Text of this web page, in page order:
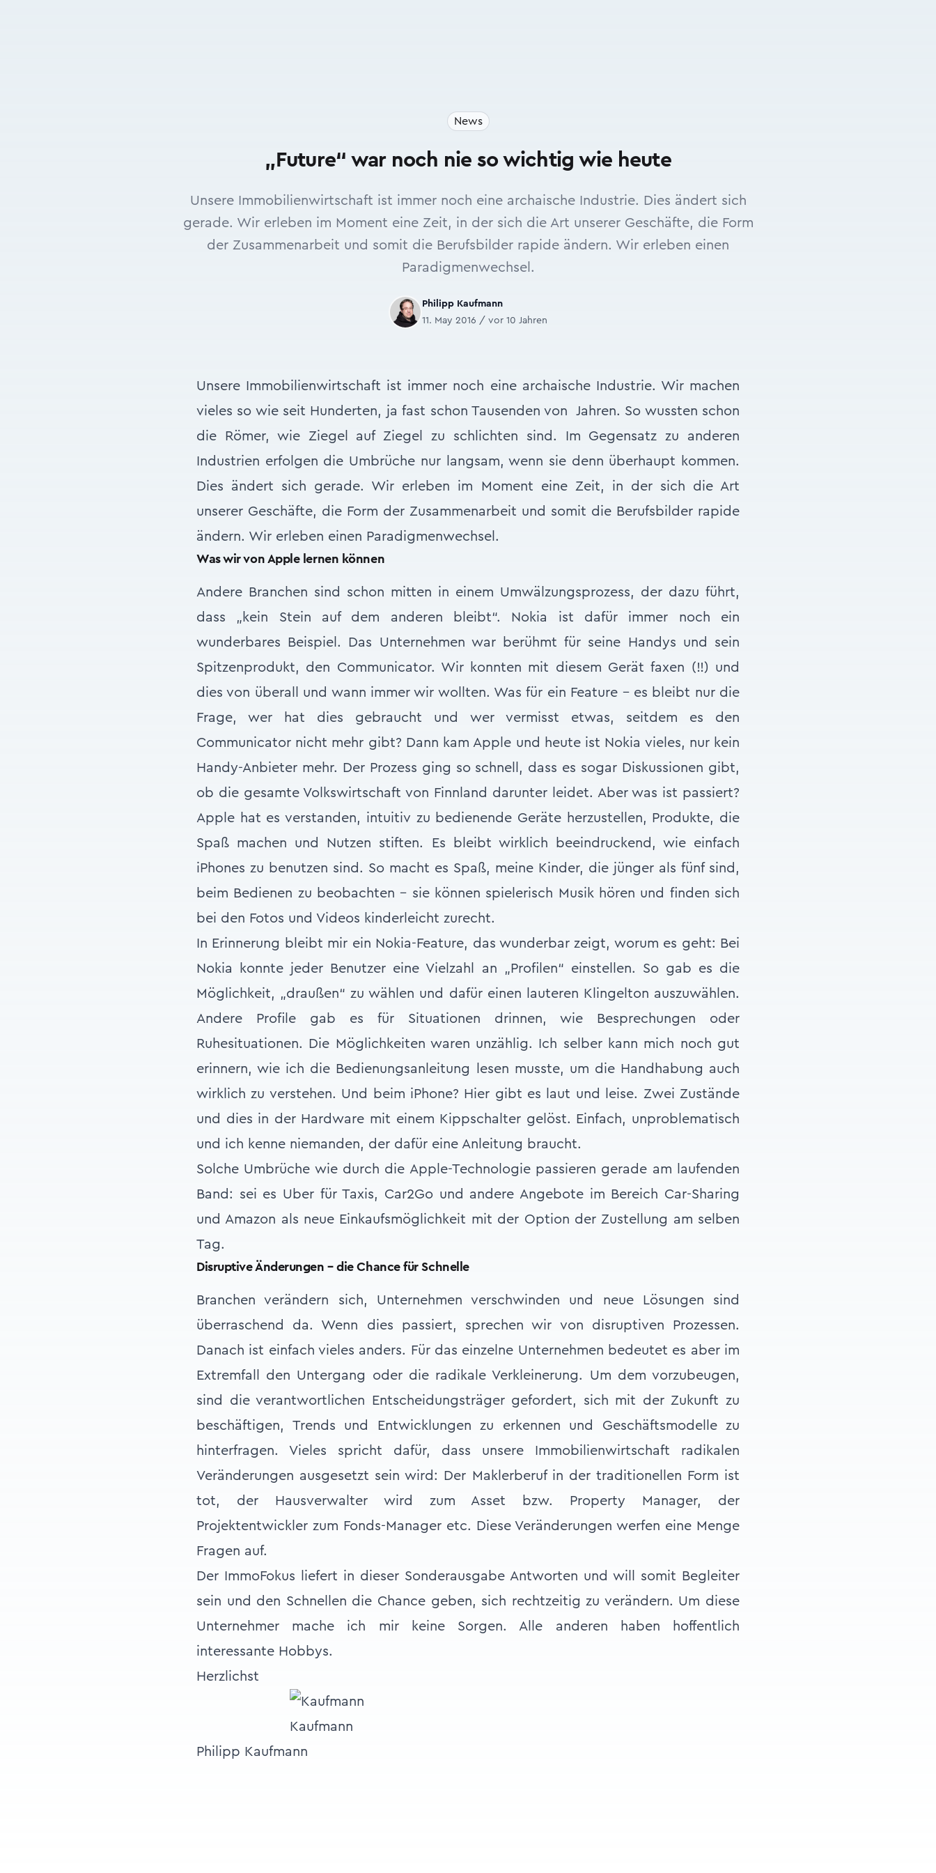
News
„Future“ war noch nie so wichtig wie heute
Unsere Immobilienwirtschaft ist immer noch eine archaische Industrie. Dies ändert sich
gerade. Wir erleben im Moment eine Zeit, in der sich die Art unserer Geschäfte, die Form
der Zusammenarbeit und somit die Berufsbilder rapide ändern. Wir erleben einen
Paradigmenwechsel.
Philipp Kaufmann
11. May 2016 / vor 10 Jahren
Unsere Immobilienwirtschaft ist immer noch eine archaische Industrie. Wir machen
vieles so wie seit Hunderten, ja fast schon Tausenden von Jahren. So wussten schon
die Römer, wie Ziegel auf Ziegel zu schlichten sind. Im Gegensatz zu anderen
Industrien erfolgen die Umbrüche nur langsam, wenn sie denn überhaupt kommen.
Dies ändert sich gerade. Wir erleben im Moment eine Zeit, in der sich die Art
unserer Geschäfte, die Form der Zusammenarbeit und somit die Berufsbilder rapide
ändern. Wir erleben einen Paradigmenwechsel.
Was wir von Apple lernen können
Andere Branchen sind schon mitten in einem Umwälzungsprozess, der dazu führt,
dass „kein Stein auf dem anderen bleibt“. Nokia ist dafür immer noch ein
wunderbares Beispiel. Das Unternehmen war berühmt für seine Handys und sein
Spitzenprodukt, den Communicator. Wir konnten mit diesem Gerät faxen (!!) und
dies von überall und wann immer wir wollten. Was für ein Feature – es bleibt nur die
Frage, wer hat dies gebraucht und wer vermisst etwas, seitdem es den
Communicator nicht mehr gibt? Dann kam Apple und heute ist Nokia vieles, nur kein
Handy-Anbieter mehr. Der Prozess ging so schnell, dass es sogar Diskussionen gibt,
ob die gesamte Volkswirtschaft von Finnland darunter leidet. Aber was ist passiert?
Apple hat es verstanden, intuitiv zu bedienende Geräte herzustellen, Produkte, die
Spaß machen und Nutzen stiften. Es bleibt wirklich beeindruckend, wie einfach
iPhones zu benutzen sind. So macht es Spaß, meine Kinder, die jünger als fünf sind,
beim Bedienen zu beobachten – sie können spielerisch Musik hören und finden sich
bei den Fotos und Videos kinderleicht zurecht.
In Erinnerung bleibt mir ein Nokia-Feature, das wunderbar zeigt, worum es geht: Bei
Nokia konnte jeder Benutzer eine Vielzahl an „Profilen“ einstellen. So gab es die
Möglichkeit, „draußen“ zu wählen und dafür einen lauteren Klingelton auszuwählen.
Andere Profile gab es für Situationen drinnen, wie Besprechungen oder
Ruhesituationen. Die Möglichkeiten waren unzählig. Ich selber kann mich noch gut
erinnern, wie ich die Bedienungsanleitung lesen musste, um die Handhabung auch
wirklich zu verstehen. Und beim iPhone? Hier gibt es laut und leise. Zwei Zustände
und dies in der Hardware mit einem Kippschalter gelöst. Einfach, unproblematisch
und ich kenne niemanden, der dafür eine Anleitung braucht.
Solche Umbrüche wie durch die Apple-Technologie passieren gerade am laufenden
Band: sei es Uber für Taxis, Car2Go und andere Angebote im Bereich Car-Sharing
und Amazon als neue Einkaufsmöglichkeit mit der Option der Zustellung am selben
Tag.
Disruptive Änderungen – die Chance für Schnelle
Branchen verändern sich, Unternehmen verschwinden und neue Lösungen sind
überraschend da. Wenn dies passiert, sprechen wir von disruptiven Prozessen.
Danach ist einfach vieles anders. Für das einzelne Unternehmen bedeutet es aber im
Extremfall den Untergang oder die radikale Verkleinerung. Um dem vorzubeugen,
sind die verantwortlichen Entscheidungsträger gefordert, sich mit der Zukunft zu
beschäftigen, Trends und Entwicklungen zu erkennen und Geschäftsmodelle zu
hinterfragen. Vieles spricht dafür, dass unsere Immobilienwirtschaft radikalen
Veränderungen ausgesetzt sein wird: Der Maklerberuf in der traditionellen Form ist
tot, der Hausverwalter wird zum Asset bzw. Property Manager, der
Projektentwickler zum Fonds-Manager etc. Diese Veränderungen werfen eine Menge
Fragen auf.
Der ImmoFokus liefert in dieser Sonderausgabe Antworten und will somit Begleiter
sein und den Schnellen die Chance geben, sich rechtzeitig zu verändern. Um diese
Unternehmer mache ich mir keine Sorgen. Alle anderen haben hoffentlich
interessante Hobbys.
Herzlichst
Kaufmann
Philipp Kaufmann